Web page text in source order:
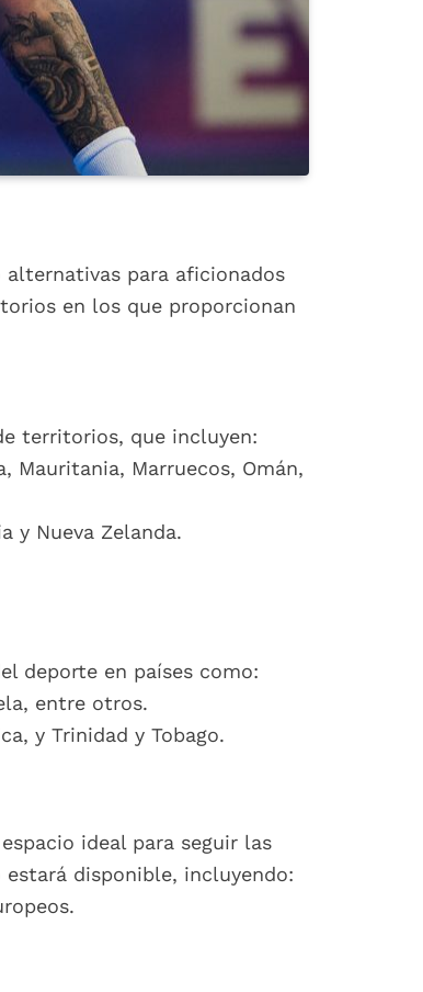
para aficionados
en los que proporcionan
territorios, que incluyen:
Mauritania, Marruecos, Omán,
y Nueva Zelanda.
deporte en países como:
entre otros.
y Trinidad y Tobago.
ideal para seguir las
disponible, incluyendo: